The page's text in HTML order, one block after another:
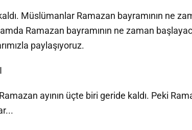
Müslümanlar Ramazan bayramının ne
Ramazan bayramının ne zaman
paylaşıyoruz.
ayının üçte biri geride kaldı. Peki